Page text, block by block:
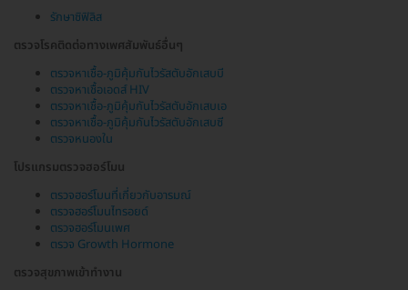
รักษาซิฟิลิส
ตรวจโรคติดต่อทางเพศสัมพันธ์อื่นๆ
ตรวจหาเชื้อ-ภูมิคุ้มกันไวรัสตับอักเสบบี
ตรวจหาเชื้อเอดส์ HIV
ตรวจหาเชื้อ-ภูมิคุ้มกันไวรัสตับอักเสบเอ
ตรวจหาเชื้อ-ภูมิคุ้มกันไวรัสตับอักเสบซี
ตรวจหนองใน
โปรแกรมตรวจฮอร์โมน
ตรวจฮอร์โมนที่เกี่ยวกับอารมณ์
ตรวจฮอร์โมนไทรอยด์
ตรวจฮอร์โมนเพศ
ตรวจ Growth Hormone
ตรวจสุขภาพเข้าทำงาน